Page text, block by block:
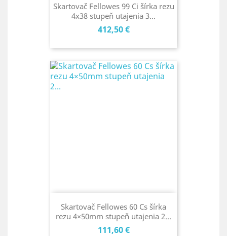
Skartovač Fellowes 99 Ci šírka rezu
4x38 stupeň utajenia 3...
Cena
412,50 €
Skartovač Fellowes 60 Cs šírka
rezu 4×50mm stupeň utajenia 2...
Cena
111,60 €